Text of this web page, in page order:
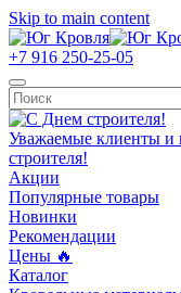
Skip to main content
+7 916 250-25-05
Уважаемые клиенты и
строителя!
Акции
Популярные товары
Новинки
Рекомендации
Цены 🔥
Каталог